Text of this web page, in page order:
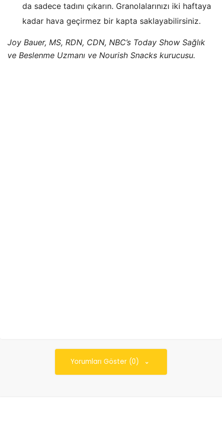
da sadece tadını çıkarın. Granolalarınızı iki haftaya
kadar hava geçirmez bir kapta saklayabilirsiniz.
Joy Bauer, MS, RDN, CDN, NBC’s Today Show Sağlık
ve Beslenme Uzmanı ve Nourish Snacks kurucusu.
Yorumları Göster (0)